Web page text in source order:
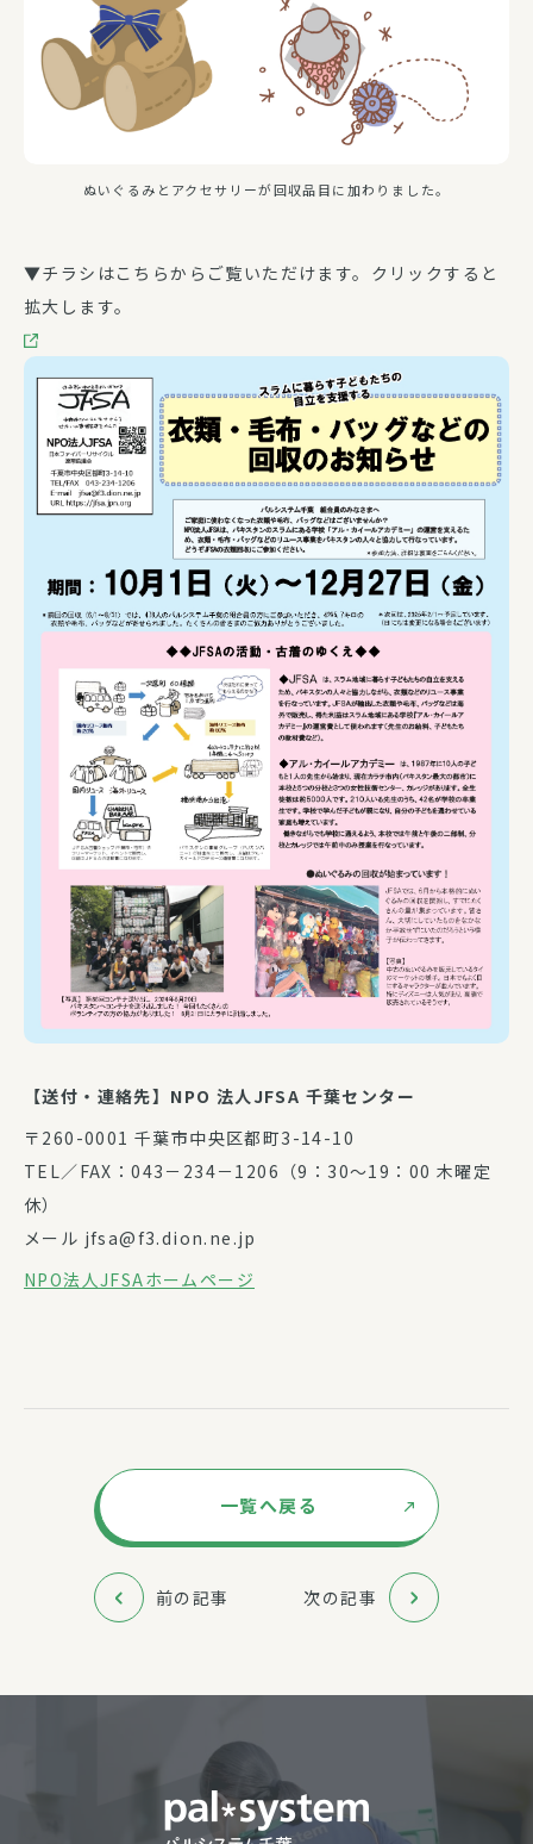
ぬいぐるみとアクセサリーが回収品目に加わりました。
▼チラシはこちらからご覧いただけます。クリックすると
拡大します。
【送付・連絡先】NPO 法人JFSA 千葉センター
〒260-0001 千葉市中央区都町3-14-10
TEL／FAX：043－234－1206（9：30～19：00 木曜定
休）
メール jfsa@f3.dion.ne.jp
NPO法人JFSAホームページ
一覧へ戻る
前の記事 次の記事